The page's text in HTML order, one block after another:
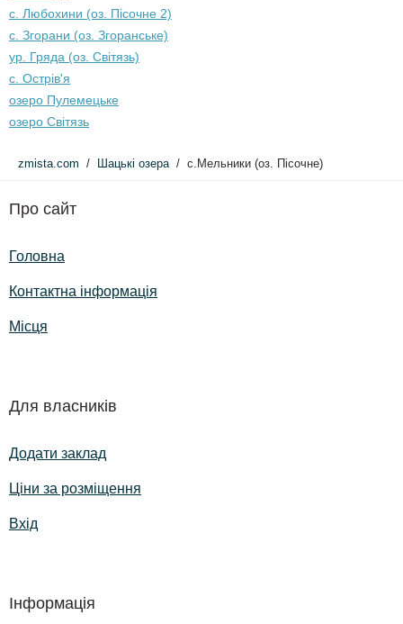
с. Любохини (оз. Пісочне 2)
с. Згорани (оз. Згоранське)
ур. Гряда (оз. Світязь)
с. Острів'я
озеро Пулемецьке
озеро Світязь
zmista.com Шацькі озера с.Мельники (оз. Пісочне)
Про сайт
Головна
Контактна інформація
Місця
Для власників
Додати заклад
Ціни за розміщення
Вхід
Інформація